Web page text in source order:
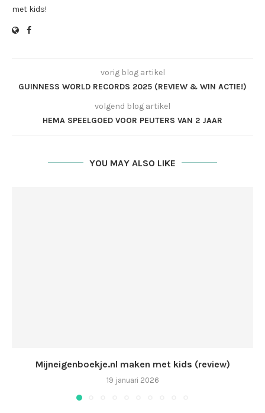
met kids!
vorig blog artikel
GUINNESS WORLD RECORDS 2025 (REVIEW & WIN ACTIE!)
volgend blog artikel
HEMA SPEELGOED VOOR PEUTERS VAN 2 JAAR
YOU MAY ALSO LIKE
Mijneigenboekje.nl maken met kids (review)
19 januari 2026